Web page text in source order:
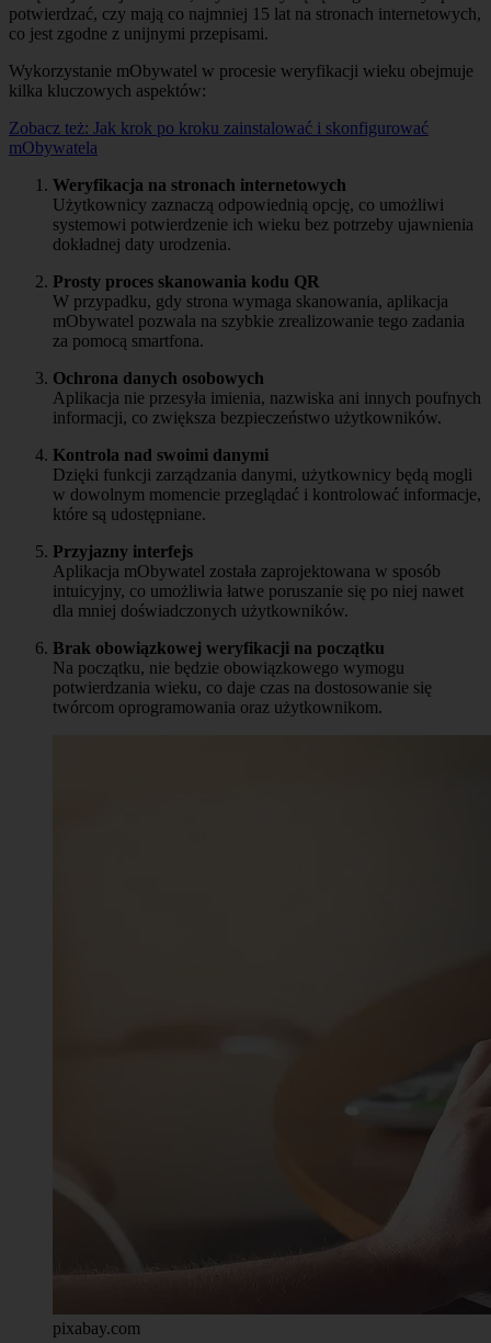
potwierdzać, czy mają co najmniej 15 lat na stronach internetowych,
co jest zgodne z unijnymi przepisami.
Wykorzystanie mObywatel w procesie weryfikacji wieku obejmuje
kilka kluczowych aspektów:
Zobacz też: Jak krok po kroku zainstalować i skonfigurować
mObywatela
Weryfikacja na stronach internetowych
Użytkownicy zaznaczą odpowiednią opcję, co umożliwi
systemowi potwierdzenie ich wieku bez potrzeby ujawnienia
dokładnej daty urodzenia.
Prosty proces skanowania kodu QR
W przypadku, gdy strona wymaga skanowania, aplikacja
mObywatel pozwala na szybkie zrealizowanie tego zadania
za pomocą smartfona.
Ochrona danych osobowych
Aplikacja nie przesyła imienia, nazwiska ani innych poufnych
informacji, co zwiększa bezpieczeństwo użytkowników.
Kontrola nad swoimi danymi
Dzięki funkcji zarządzania danymi, użytkownicy będą mogli
w dowolnym momencie przeglądać i kontrolować informacje,
które są udostępniane.
Przyjazny interfejs
Aplikacja mObywatel została zaprojektowana w sposób
intuicyjny, co umożliwia łatwe poruszanie się po niej nawet
dla mniej doświadczonych użytkowników.
Brak obowiązkowej weryfikacji na początku
Na początku, nie będzie obowiązkowego wymogu
potwierdzania wieku, co daje czas na dostosowanie się
twórcom oprogramowania oraz użytkownikom.
pixabay.com